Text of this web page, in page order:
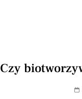
Czy